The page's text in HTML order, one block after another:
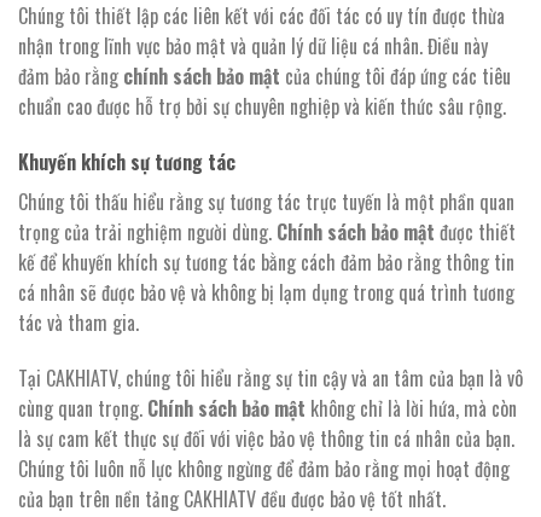
Chúng tôi thiết lập các liên kết với các đối tác có uy tín được thừa
nhận trong lĩnh vực bảo mật và quản lý dữ liệu cá nhân. Điều này
đảm bảo rằng chính sách bảo mật của chúng tôi đáp ứng các tiêu
chuẩn cao được hỗ trợ bởi sự chuyên nghiệp và kiến thức sâu rộng.
Khuyến khích sự tương tác
Chúng tôi thấu hiểu rằng sự tương tác trực tuyến là một phần quan
trọng của trải nghiệm người dùng. Chính sách bảo mật được thiết
kế để khuyến khích sự tương tác bằng cách đảm bảo rằng thông tin
cá nhân sẽ được bảo vệ và không bị lạm dụng trong quá trình tương
tác và tham gia.
Tại CAKHIATV, chúng tôi hiểu rằng sự tin cậy và an tâm của bạn là vô
cùng quan trọng. Chính sách bảo mật không chỉ là lời hứa, mà còn
là sự cam kết thực sự đối với việc bảo vệ thông tin cá nhân của bạn.
Chúng tôi luôn nỗ lực không ngừng để đảm bảo rằng mọi hoạt động
của bạn trên nền tảng CAKHIATV đều được bảo vệ tốt nhất.